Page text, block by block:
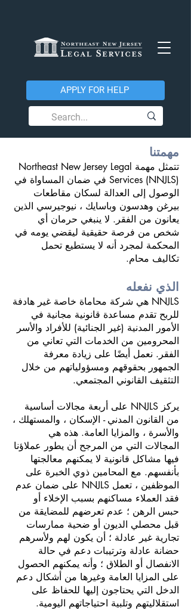
APPLY FOR HELP
مهمتنا
تتمثل مهمة Northeast New Jersey Legal
Services (NNJLS) في ضمان المساواة في
الوصول إلى العدالة لسكان مقاطعات
بيرغن وهدسون وباسايك ، نيوجيرسي الذين
يعانون من الفقر. لا ينبغي حرمان أي
شخص من فرصة حقيقية ليقضي يومه في
المحكمة لمجرد أنه لا يستطيع تحمل
تكاليف محام.
الذي نفعله
NNJLS هي شركة محاماة خاصة غير هادفة
للربح تقدم مساعدة قانونية مجانية في
الأمور المدنية (غير الجنائية) للأفراد والأسر
المحرومين من الخدمات التي تعاني من
الفقر. نعمل أيضًا على زيادة معرفة
الجمهور بحقوقهم ومسؤولياتهم من خلال
التثقيف القانوني المجتمعي.
يركز NNJLS على أربعة مجالات أساسية
من القانون المدني - الإسكان ، والمستهلك ،
والأسرة ، والمزايا العامة. هذه هي
المجالات التي من المرجح أن يطور عملاؤنا
فيها مشاكل قانونية لا يمكنهم معالجتها
بأنفسهم. مع المحامين ذوي الخبرة على
الموظفين ، تعمل NNJLS على ضمان عدم
فقد العملاء مساكنهم بسبب الإخلاء أو
حبس الرهن ؛ عدم تعرضهم للمضايقة من
قبل محصلي الديون أو ضحية ممارسات
تجارية غير عادلة ؛ أن يكون لهم ولأسرهم
حضانة عادلة وترتيبات دعم في حالة
الانفصال أو الطلاق ؛ وأنه يمكنهم الحصول
على المزايا العامة وغيرها من أشكال دعم
الدخل التي يحتاجون إليها للحفاظ على
استقلاليتهم وتلبية احتياجاتهم اليومية.